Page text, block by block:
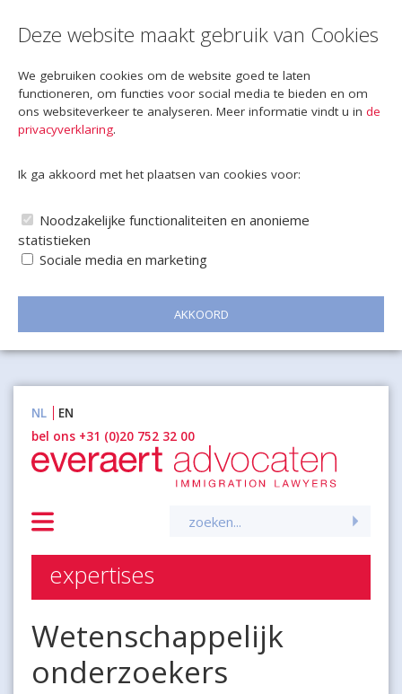
Deze website maakt gebruik van Cookies
We gebruiken cookies om de website goed te laten
functioneren, om functies voor social media te bieden en om
ons websiteverkeer te analyseren. Meer informatie vindt u in de
privacyverklaring.
Ik ga akkoord met het plaatsen van cookies voor:
Noodzakelijke functionaliteiten en anonieme
statistieken
Sociale media en marketing
AKKOORD
inhoud
NL
EN
bel ons +31 (0)20 752 32 00
Zoeken
expertises
Wetenschappelijk
onderzoekers